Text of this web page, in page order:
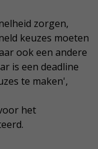
zorgen,
keuzes moeten
ook een andere
is een deadline
te maken',
het